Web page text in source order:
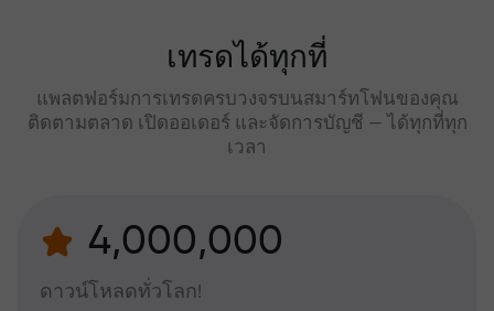
เทรดได้ทุกที่
แพลตฟอร์มการเทรดครบวงจรบนสมาร์ทโฟนของคุณ
ติดตามตลาด เปิดออเดอร์ และจัดการบัญชี — ได้ทุกที่ทุก
เวลา
4,000,000
ดาวน์โหลดทั่วโลก!